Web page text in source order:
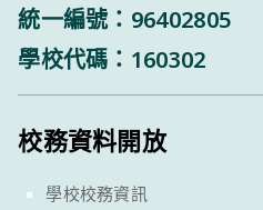
統一編號：96402805
學校代碼：160302
校務資料開放
學校校務資訊